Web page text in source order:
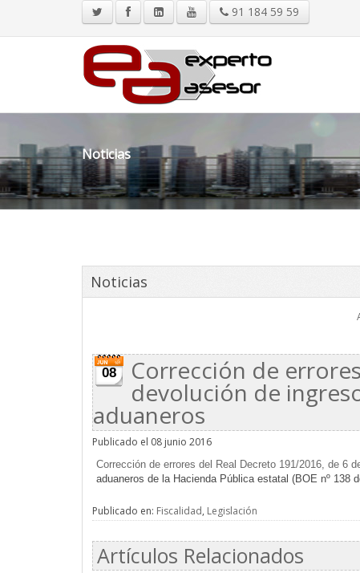
91 184 59 59
Noticias
Noticias
08 Corrección de
devolución de
aduaneros
Publicado el 08 junio 2016
Corrección de errores del Real Decreto 191/2016, de 6
aduaneros de la Hacienda Pública estatal (BOE nº 138
Publicado en: Fiscalidad, Legislación
Artículos Relacionados